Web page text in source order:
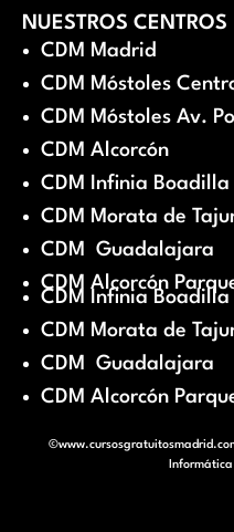
NUESTROS CENTROS
CDM Madrid
CDM Móstoles
CDM Móstoles Av.
CDM Alcorcón
CDM Infinia Boadilla
CDM Morata de
CDM Guadalajara
CDM Alcorcón
CDM Infinia Boadilla
CDM Morata de
CDM Guadalajara
CDM Alcorcón